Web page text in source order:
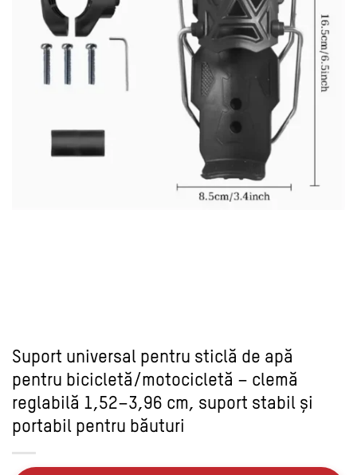
Suport universal pentru sticlă de apă
pentru bicicletă/motocicletă – clemă
reglabilă 1,52–3,96 cm, suport stabil și
portabil pentru băuturi